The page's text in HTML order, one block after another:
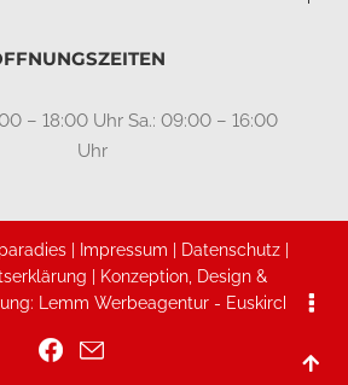
– 18:00 Uhr Sa.: 09:00 – 16:00
Uhr
| Impressum Datenschutz
Konzeption, Design &
Lemm Werbeagentur - Euskirchen